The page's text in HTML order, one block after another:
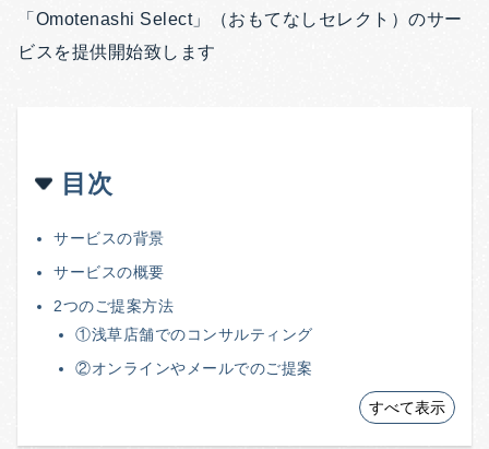
「Omotenashi Select」（おもてなしセレクト）のサー
ビスを提供開始致します
目次
サービスの背景
サービスの概要
2つのご提案方法
①浅草店舗でのコンサルティング
②オンラインやメールでのご提案
すべて表示